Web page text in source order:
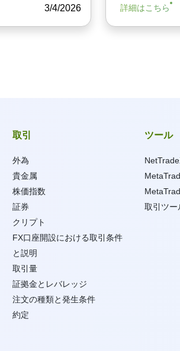
3/4/2026 詳細はこちら
取引
外為
貴金属
株価指数
証券
クリプト
FX口座開設における取引条件
と説明
取引量
証拠金とレバレッジ
注文の種類と発生条件
約定
ツール
取引ツー